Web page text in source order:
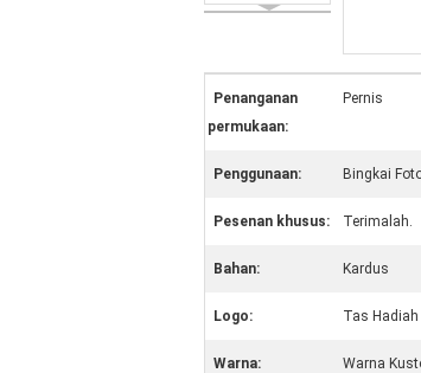
Penanganan
permukaan:
Pernis
Penggunaan: Bingkai
Pesenan khusus: Terimalah.
Bahan: Kardus
Logo: Tas Hadiah
Warna: Warna